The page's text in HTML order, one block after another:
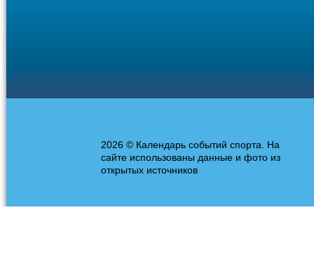
2026 © Календарь событий спорта. На
сайте использованы данные и фото из
открытых источников